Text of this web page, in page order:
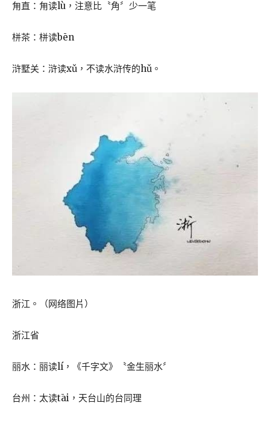
甪直：甪读lù，注意比〝角〞少一笔
栟茶：栟读bēn
浒墅关：浒读xǔ，不读水浒传的hǔ。
浙江。（网络图片）
浙江省
丽水：丽读lí，《千字文》〝金生丽水〞
台州：太读tāi，天台山的台同理